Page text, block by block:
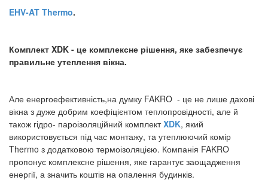
EHV-AT Thermo.
Комплект XDK - це комплексне рішення, яке забезпечує
правильне утеплення вікна.
Але енергоефективність,на думку FAKRO - це не лише дахові
вікна з дуже добрим коефіцієнтом теплопровідності, але й
також гідро- пароізоляційний комплект XDK, який
використовується під час монтажу, та утеплюючий комір
Thermo з додатковою термоізоляцією. Компанія FAKRO
пропонує комплексне рішення, яке гарантує заощадження
енергії, а значить коштів на опалення будинків.